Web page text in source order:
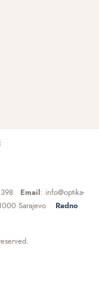
Email: info@optika-
Sarajevo
Radno